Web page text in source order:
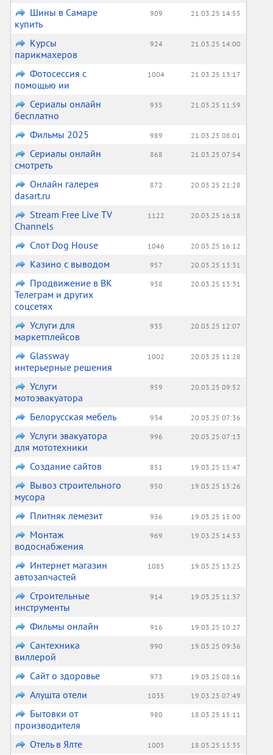
Шины в Самаре
купить
909 21.03.25 14:55
Курсы
парикмахеров
924 21.03.25 14:00
Фотосессия с
помощью ии
1004 21.03.25 13:17
Сериалы онлайн
бесплатно
935 21.03.25 11:59
Фильмы 2025 989 21.03.25 08:01
Сериалы онлайн
смотреть
868 21.03.25 07:54
Онлайн галерея
dasart.ru
872 20.03.25 21:28
Stream Free Live TV
Channels
1122 20.03.25 16:18
Слот Dog House 1046 20.03.25 16:12
Казино с выводом 957 20.03.25 13:31
Продвижение в ВК
Телеграм и других
соцсетях
938 20.03.25 13:31
Услуги для
маркетплейсов
935 20.03.25 12:07
Glassway
интерьерные решения
1002 20.03.25 11:28
Услуги
мотоэвакуатора
959 20.03.25 09:52
Белорусская мебель 934 20.03.25 07:36
Услуги эвакуатора
для мототехники
996 20.03.25 07:13
Создание сайтов 851 19.03.25 15:47
Вывоз строительного
мусора
950 19.03.25 15:26
Плитняк лемезит 936 19.03.25 15:00
Монтаж
водоснабжения
969 19.03.25 14:53
Интернет магазин
автозапчастей
1085 19.03.25 13:25
Строительные
инструменты
914 19.03.25 11:37
Фильмы онлайн 916 19.03.25 10:27
Сантехника
виллерой
990 19.03.25 09:36
Сайт о здоровье 973 19.03.25 08:16
Алушта отели 1035 19.03.25 07:49
Бытовки от
производителя
980 18.03.25 15:11
Отель в Ялте 1005 18.03.25 13:35